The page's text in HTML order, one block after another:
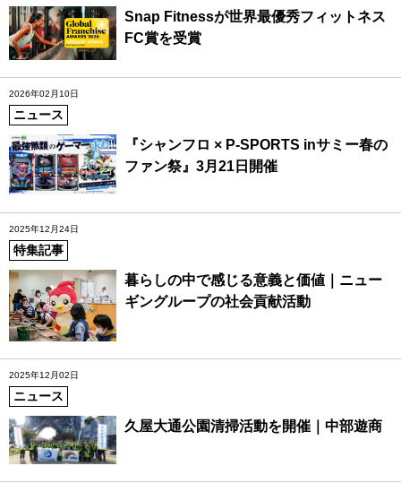
Snap Fitnessが世界最優秀フィットネス
FC賞を受賞
2026年02月10日
ニュース
『シャンフロ × P-SPORTS inサミー春の
ファン祭』3月21日開催
2025年12月24日
特集記事
暮らしの中で感じる意義と価値｜ニュー
ギングループの社会貢献活動
2025年12月02日
ニュース
久屋大通公園清掃活動を開催｜中部遊商